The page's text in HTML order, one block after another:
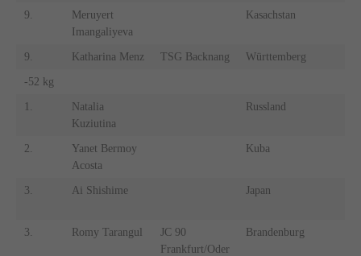
9.
Meruyert
Imangaliyeva
Kasachstan
9. Katharina Menz TSG Backnang Württemberg
-52 kg
1.
Natalia
Kuziutina
Russland
2.
Yanet Bermoy
Acosta
Kuba
3. Ai Shishime Japan
3. Romy Tarangul
JC 90
Frankfurt/Oder
Brandenburg